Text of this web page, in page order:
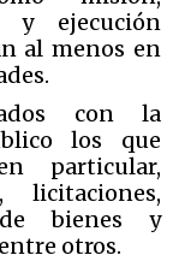
y ejecución
al menos en
con la
los que
particular,
licitaciones,
de bienes y
otros.